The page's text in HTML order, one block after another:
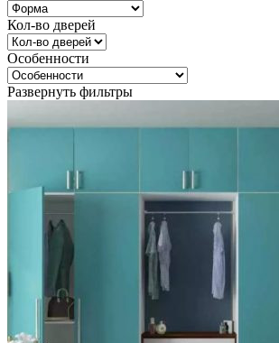
Кол-во дверей
Особенности
Развернуть фильтры